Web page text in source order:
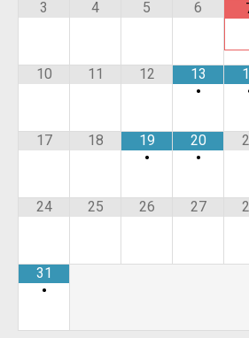
3 4 5 6
10 11 12
13
•
17 18
19
•
20
•
24 25 26 27
31
•